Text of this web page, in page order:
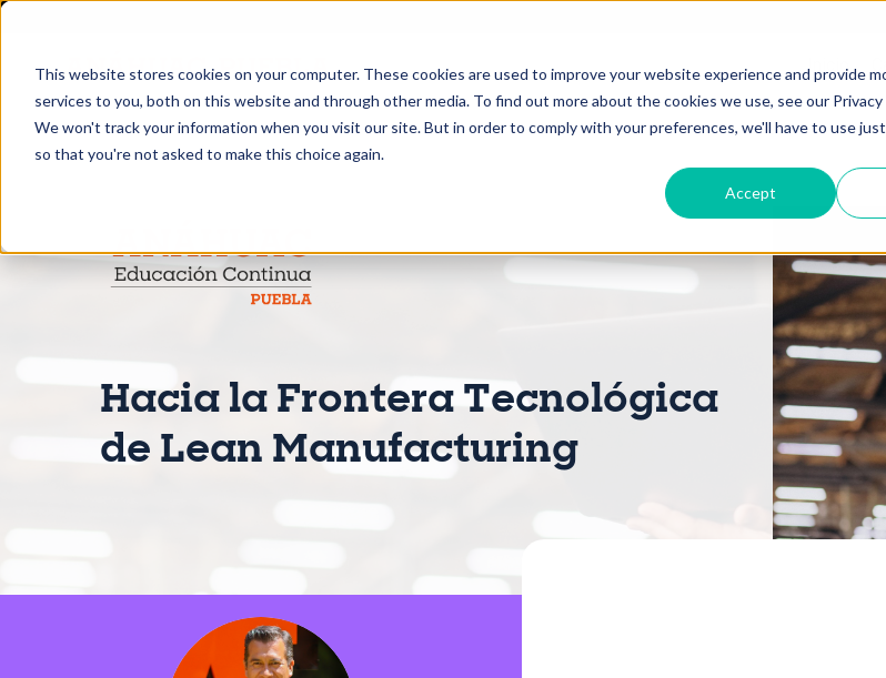
This website stores cookies on your computer. These cookies are used to improve your website experience and provide
services to you, both on this website and through other media. To find out more about the cookies we use, see our Privacy
We won't track your information when you visit our site. But in order to comply with your preferences, we'll have to use
so that you're not asked to make this choice again.
Accept
Inicio
Hacia la Frontera Tecnológica
de Lean Manufacturing